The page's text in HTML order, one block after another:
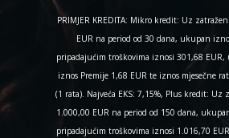
PRIMJER KREDITA: Mikro kredit: Uz
EUR na period od 30 dana, ukupan
pripadajućim troškovima iznosi 301,68 EUR,
iznos Premije 1,68 EUR te iznos mjesečne
(1 rata). Najveća EKS: 7,15%, Plus kredit: Uz
1.000,00 EUR na period od 150 dana,
pripadajućim troškovima iznosi 1.016,70